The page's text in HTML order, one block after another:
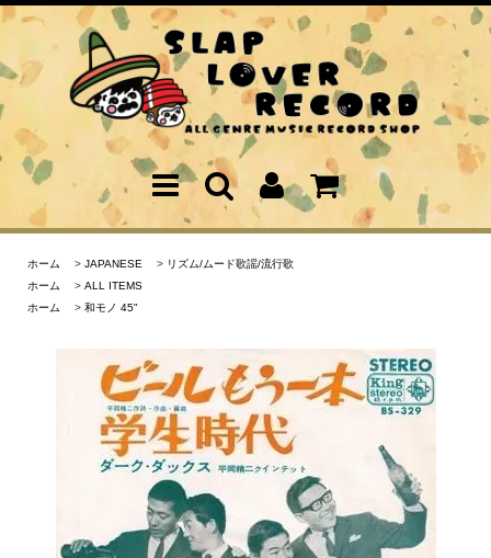
ホーム > JAPANESE > リズム/ムード歌謡/流行歌
ホーム
> ALL ITEMS
ホーム
> 和モノ 45"